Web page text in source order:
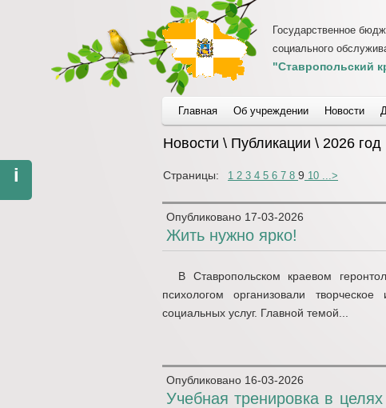
Государственное
социального
"Ставропольский
i
Главная Об учреждении Новости
Новости \ Публикации \ 2026 год
Страницы: 1 2 3 4 5 6 7 8 9 10 ...>
Опубликовано 17-03-2026
Жить нужно ярко!
В Ставропольском краевом
психологом организовали
социальных услуг. Главной темой...
Опубликовано 16-03-2026
Учебная тренировка в